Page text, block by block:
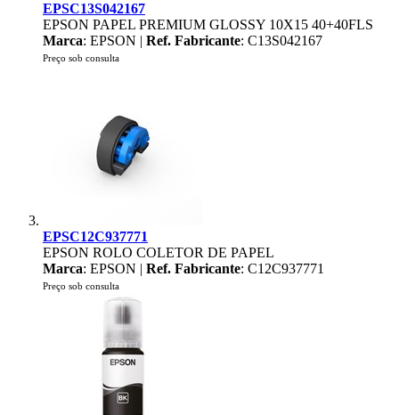
EPSC13S042167
EPSON PAPEL PREMIUM GLOSSY 10X15 40+40FLS
Marca: EPSON | Ref. Fabricante: C13S042167
Preço sob consulta
EPSC12C937771
EPSON ROLO COLETOR DE PAPEL
Marca: EPSON | Ref. Fabricante: C12C937771
Preço sob consulta